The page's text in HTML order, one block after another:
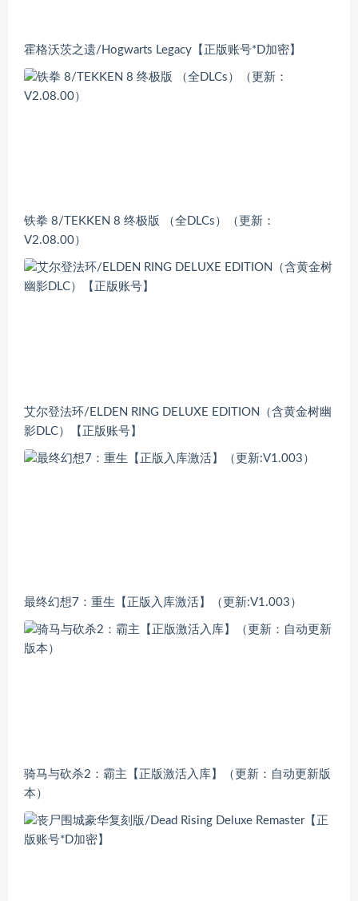
霍格沃茨之遗/Hogwarts Legacy【正版账号*D加密】
铁拳 8/TEKKEN 8 终极版 （全DLCs）（更新：
V2.08.00）
艾尔登法环/ELDEN RING DELUXE EDITION（含黄金树幽
影DLC）【正版账号】
最终幻想7：重生【正版入库激活】（更新:V1.003）
骑马与砍杀2：霸主【正版激活入库】（更新：自动更新版
本）